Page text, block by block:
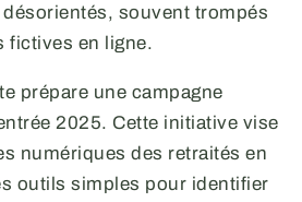
souvent trompés
fictives en ligne.
prépare une campagne
2025. Cette initiative vise
numériques des retraités en
outils simples pour identifier